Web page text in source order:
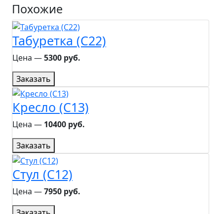
Похожие
Табуретка (C22)
Цена ―5300 руб.
Заказать
Кресло (C13)
Цена ― 10400 руб.
Заказать
Стул (C12)
Цена ―7950 руб.